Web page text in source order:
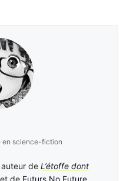
en science-fiction
auteur de L’étoffe dont